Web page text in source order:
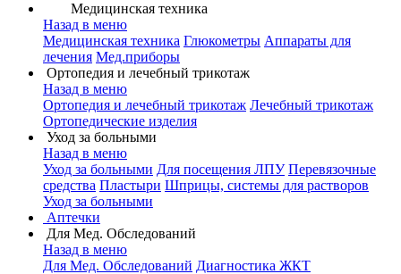
Медицинская техника
Назад в меню
Медицинская техника Глюкометры Аппараты для
лечения Мед.приборы
Ортопедия и лечебный трикотаж
Назад в меню
Ортопедия и лечебный трикотаж Лечебный трикотаж
Ортопедические изделия
Уход за больными
Назад в меню
Уход за больными Для посещения ЛПУ Перевязочные
средства Пластыри Шприцы, системы для растворов
Уход за больными
Аптечки
Для Мед. Обследований
Назад в меню
Для Мед. Обследований Диагностика ЖКТ